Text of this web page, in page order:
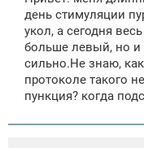
щ
н
и
день стимуляции
укол, а сегодня
больше левый, но и
сильно.Не знаю,
протоколе такого
пункция? когда